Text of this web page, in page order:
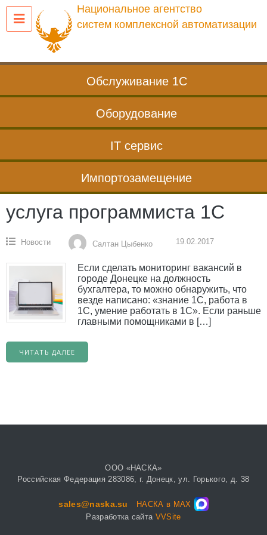
Перейти
содержанию
Национальное агентство
систем комплексной автоматизации
Обслуживание 1С
Оборудование
IT сервис
Импортозамещение
услуга программиста 1С
Новости Салтан Цыбенко 19.02.2017
Если сделать мониторинг вакансий в
городе Донецке на должность
бухгалтера, то можно обнаружить, что
везде написано: «знание 1С, работа в
1С, умение работать в 1С». Если раньше
главными помощниками в […]
ЧИТАТЬ ДАЛЕЕ
ООО «НАСКА»
Российская Федерация 283086, г. Донецк, ул. Горького, д. 38
sales@naska.su
НАСКА в MAX
Разработка сайта VVSite